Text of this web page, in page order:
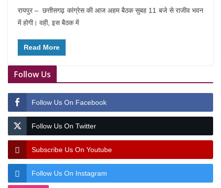
रायपुर – छत्तीसगढ़ कांग्रेस की आज अहम बैठक सुबह 11 बजे से राजीव भवन
में होगी। वही, इस बैठक में
Read More
Follow Us
Follow Us On Facebook
Follow Us On Twitter
Subscribe Us On Youtube
Follow Us On Instagram